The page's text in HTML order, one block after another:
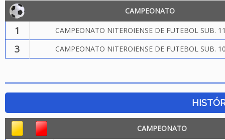
CAMPEONATO
1 CAMPEONATO NITEROIENSE DE FUTEBOL SUB.
3 CAMPEONATO NITEROIENSE DE FUTEBOL SUB.
CAMPEONATO